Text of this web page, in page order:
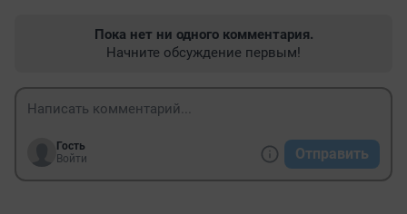
Пока нет ни одного комментария.
Начните обсуждение первым!
Гость
Войти
Отправить